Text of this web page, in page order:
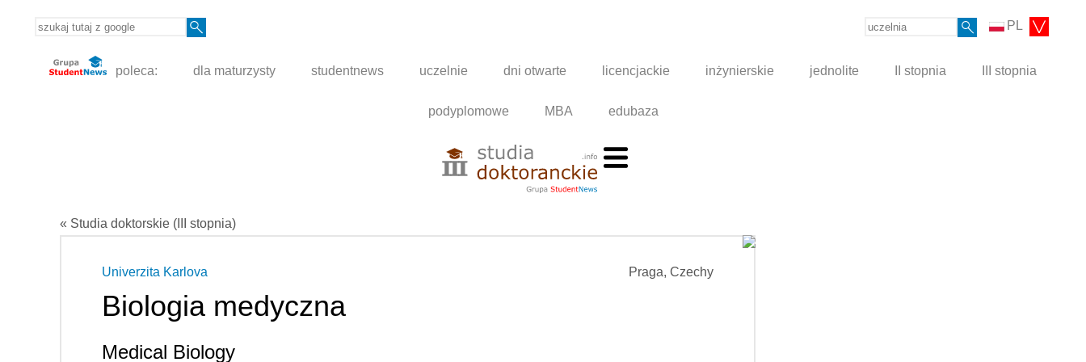
PL
poleca: dla maturzysty studentnews uczelnie dni otwarte licencjackie inżynierskie jednolite II stopnia III stopnia
podyplomowe MBA edubaza
« Studia doktorskie (III stopnia)
Praga, Czechy
Univerzita Karlova
Biologia medyczna
Medical Biology